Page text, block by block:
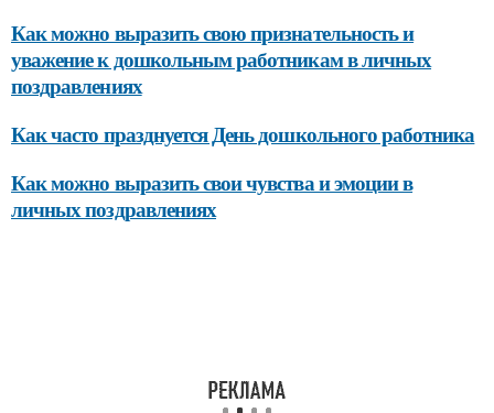
Как можно выразить свою признательность и
уважение к дошкольным работникам в личных
поздравлениях
Как часто празднуется День дошкольного работника
Как можно выразить свои чувства и эмоции в
личных поздравлениях